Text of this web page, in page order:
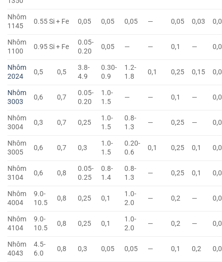
Nhôm
1145
0.55 Si + Fe 0,05 0,05 0,05 — 0,05 0,03
Nhôm
1100
0.95 Si + Fe
0.05-
0.20
0,05 — — 0,1 —
Nhôm
2024
0,5 0,5
3.8-
4.9
0.30-
0.9
1.2-
1.8
0,1 0,25 0,15
Nhôm
3003
0,6 0,7
0.05-
0.20
1.0-
1.5
— — 0,1 —
Nhôm
3004
0,3 0,7 0,25
1.0-
1.5
0.8-
1.3
— 0,25 —
Nhôm
3005
0,6 0,7 0,3
1.0-
1.5
0.20-
0.6
0,1 0,25 0,1
Nhôm
3104
0,6 0,8
0.05-
0.25
0.8-
1.4
0.8-
1.3
— 0,25 0,1
Nhôm
4004
9.0-
10.5
0,8 0,25 0,1
1.0-
2.0
— 0,2 —
Nhôm
4104
9.0-
10.5
0,8 0,25 0,1
1.0-
2.0
— 0,2 —
Nhôm
4043
4.5-
6.0
0,8 0,3 0,05 0,05 — 0,1 0,2